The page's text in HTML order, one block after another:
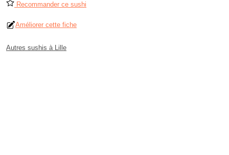
Recommander ce sushi
Améliorer cette fiche
Autres sushis à Lille